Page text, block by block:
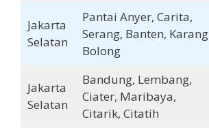
Jakarta
Selatan
Pantai Anyer, Carita,
Serang, Banten, Karang
Bolong
Jakarta
Selatan
Bandung, Lembang,
Ciater, Maribaya,
Citarik, Citatih